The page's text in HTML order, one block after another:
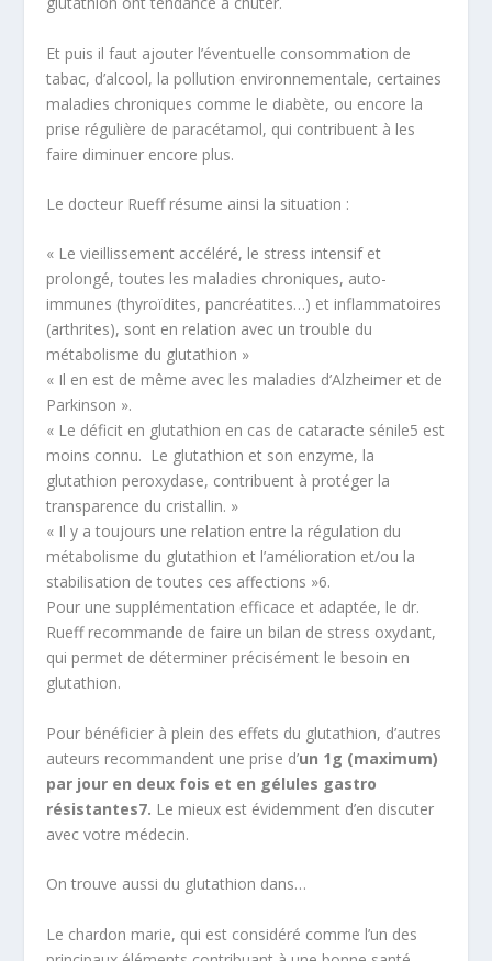
Et puis il faut ajouter l’éventuelle consommation de
tabac, d’alcool, la pollution environnementale, certaines
maladies chroniques comme le diabète, ou encore la
prise régulière de paracétamol, qui contribuent à les
faire diminuer encore plus.
Le docteur Rueff résume ainsi la situation :
« Le vieillissement accéléré, le stress intensif et
prolongé, toutes les maladies chroniques, auto-
immunes (thyroïdites, pancréatites…) et inflammatoires
(arthrites), sont en relation avec un trouble du
métabolisme du glutathion »
« Il en est de même avec les maladies d’Alzheimer et de
Parkinson ».
« Le déficit en glutathion en cas de cataracte sénile5 est
moins connu. Le glutathion et son enzyme, la
glutathion peroxydase, contribuent à protéger la
transparence du cristallin. »
« Il y a toujours une relation entre la régulation du
métabolisme du glutathion et l’amélioration et/ou la
stabilisation de toutes ces affections »6.
Pour une supplémentation efficace et adaptée, le dr.
Rueff recommande de faire un bilan de stress oxydant,
qui permet de déterminer précisément le besoin en
glutathion.
Pour bénéficier à plein des effets du glutathion, d’autres
auteurs recommandent une prise d’un 1g (maximum)
par jour en deux fois et en gélules gastro
résistantes7. Le mieux est évidemment d’en discuter
avec votre médecin.
On trouve aussi du glutathion dans…
Le chardon marie, qui est considéré comme l’un des